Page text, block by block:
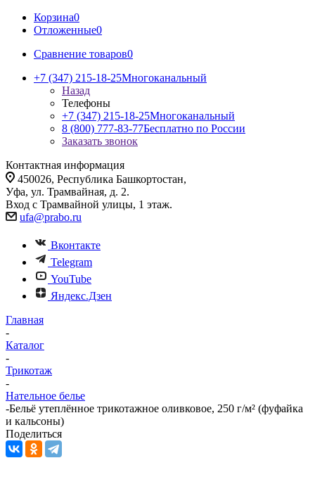
Корзина0
Отложенные0
Сравнение товаров0
+7 (347) 215-18-25Многоканальный
Назад
Телефоны
+7 (347) 215-18-25Многоканальный
8 (800) 777-83-77Бесплатно по России
Заказать звонок
Контактная информация
450026, Республика Башкортостан,
Уфа, ул. Трамвайная, д. 2.
Вход с Трамвайной улицы, 1 этаж.
ufa@prabo.ru
Вконтакте
Telegram
YouTube
Яндекс.Дзен
Главная
-
Каталог
-
Трикотаж
-
Нательное белье
-Бельё утеплённое трикотажное оливковое, 250 г/м² (фуфайка
и кальсоны)
Поделиться